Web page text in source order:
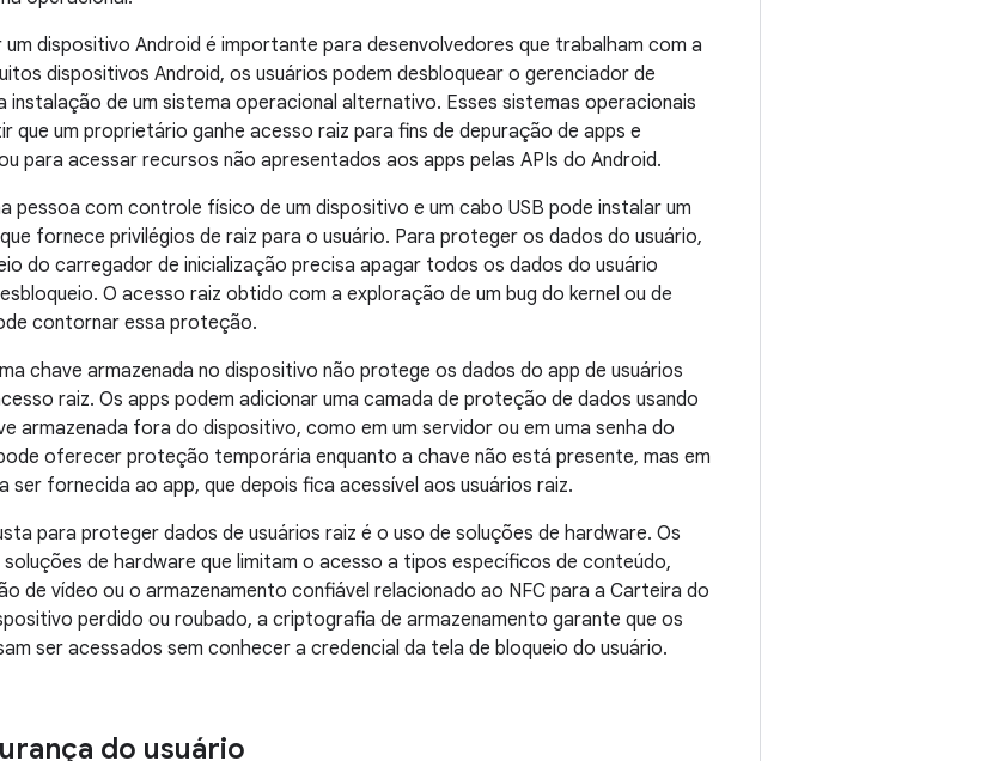
dispositivo Android é importante para desenvolvedores que trabalham com a
dispositivos Android, os usuários podem desbloquear o gerenciador de
instalação de um sistema operacional alternativo. Esses sistemas operacionais
que um proprietário ganhe acesso raiz para fins de depuração de apps e
para acessar recursos não apresentados aos apps pelas APIs do Android.
pessoa com controle físico de um dispositivo e um cabo USB pode instalar um
fornece privilégios de raiz para o usuário. Para proteger os dados do usuário,
do carregador de inicialização precisa apagar todos os dados do usuário
O acesso raiz obtido com a exploração de um bug do kernel ou de
contornar essa proteção.
chave armazenada no dispositivo não protege os dados do app de usuários
raiz. Os apps podem adicionar uma camada de proteção de dados usando
armazenada fora do dispositivo, como em um servidor ou em uma senha do
oferecer proteção temporária enquanto a chave não está presente, mas em
ser fornecida ao app, que depois fica acessível aos usuários raiz.
para proteger dados de usuários raiz é o uso de soluções de hardware. Os
de hardware que limitam o acesso a tipos específicos de conteúdo,
de vídeo ou o armazenamento confiável relacionado ao NFC para a Carteira do
perdido ou roubado, a criptografia de armazenamento garante que os
ser acessados sem conhecer a credencial da tela de bloqueio do usuário.
do usuário